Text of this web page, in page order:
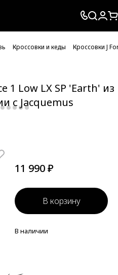
Кроссовки и кеды Кроссовки J
1 Low LX SP 'Earth' из
с Jacquemus
11 990 ₽
В корзину
В наличии